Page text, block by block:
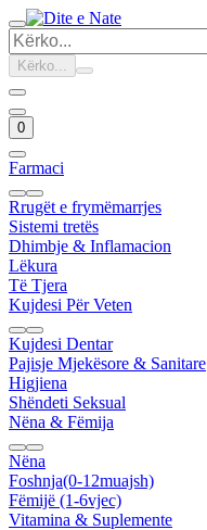
Kërko...
0
Farmaci
Rrugët e frymëmarrjes
Sistemi tretës
Dhimbje & Inflamacion
Lëkura
Të Tjera
Kujdesi Për Veten
Kujdesi Dentar
Pajisje Mjekësore & Sanitare
Higjiena
Shëndeti Seksual
Nëna & Fëmija
Nëna
Foshnja(0-12muajsh)
Fëmijë (1-6vjec)
Vitamina & Suplemente